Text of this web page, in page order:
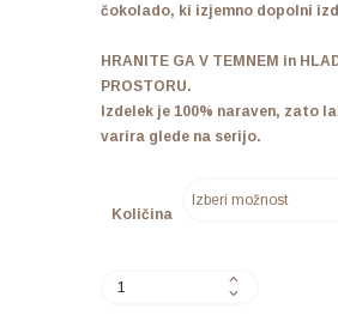
čokolado, ki izjemno dopolni
HRANITE GA V TEMNEM in
PROSTORU.
Izdelek je 100% naraven, zato
varira glede na serijo.
Količina